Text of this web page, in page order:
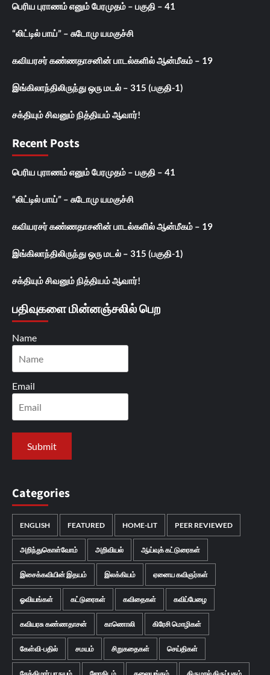
பெரிய புராணம் எனும் பேரமுதம் – பகுதி – 41
“லிட்டில் பாய்” – சுடோமு யமகுச்சி
கவியரசர் கண்ணதாசனின் பாடல்களில் ஆன்மீகம் – 19
இங்கிலாந்திலிருந்து ஒரு மடல் – 315 (பகுதி-1)
சக்தியும் சிவனும் நித்தியம் ஆவார்!
Recent Posts
பெரிய புராணம் எனும் பேரமுதம் – பகுதி – 41
“லிட்டில் பாய்” – சுடோமு யமகுச்சி
கவியரசர் கண்ணதாசனின் பாடல்களில் ஆன்மீகம் – 19
இங்கிலாந்திலிருந்து ஒரு மடல் – 315 (பகுதி-1)
சக்தியும் சிவனும் நித்தியம் ஆவார்!
பதிவுகளை மின்னஞ்சலில் பெற
Name
Email
Categories
ENGLISH FEATURED HOME-LIT PEER REVIEWED
அறிந்துகொள்வோம் அறிவியல் ஆய்வுக் கட்டுரைகள்
இசைக்கவியின் இதயம் இலக்கியம் ஏனைய கவிஞர்கள்
ஓவியங்கள் கட்டுரைகள் கவிதைகள் கவிப்பேழை
கவியரசு கண்ணதாசன் காணொலி கிரேசி மொழிகள்
கேள்வி-பதில் சமயம் சிறுகதைகள் செய்திகள்